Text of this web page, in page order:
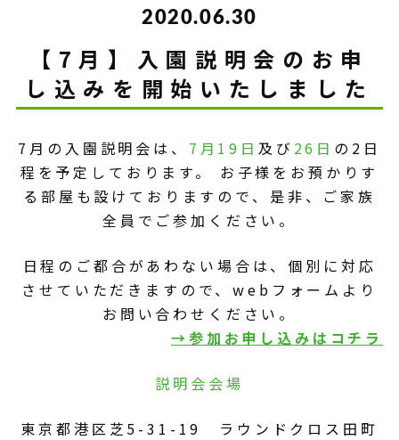
2020.06.30
【7月】入園説明会のお申
し込みを開始いたしました
7月の入園説明会は、 7月19日 及び 26日 の2日
程を予定しております。 お子様をお預かりす
る部屋も設けておりますので、是非、ご家族
全員でご参加ください。
日程のご都合があわない場合は、個別に対応
させていただきますので、webフォームより
お問い合わせください。
→参加お申し込みはコチラ
説明会会場
東京都港区芝5-31-19 ラウンドクロス田町